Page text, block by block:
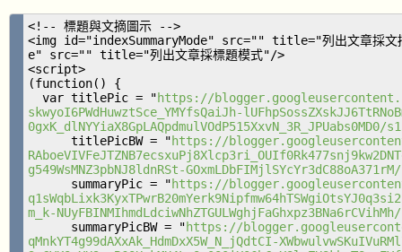
<!-- 標題與文摘圖示 -->
<img id="indexSummaryMode" src="" title="列出文章採
e" src="" title="列出文章採標題模式"/>
<script>
(function() {
var titlePic = "https://
skwyoI6PWdHuwztSce_YMYfsQaiJh-
titlePicBW = "https://
g549WsMNZ3pbNJ8ldnRSt-
summaryPic = "https://
m_k-
summaryPicBW = "https://
qMnkYT4g99dAXxAk_HdmDxX5W_N_jQdtCI-